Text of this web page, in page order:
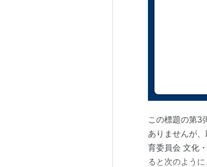
この標題の第
ありませんが
育委員会 文化
ると次のよう